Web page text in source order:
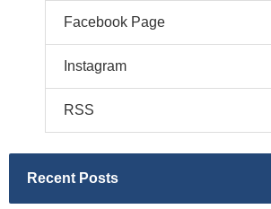
Facebook Page
Instagram
RSS
Recent Posts